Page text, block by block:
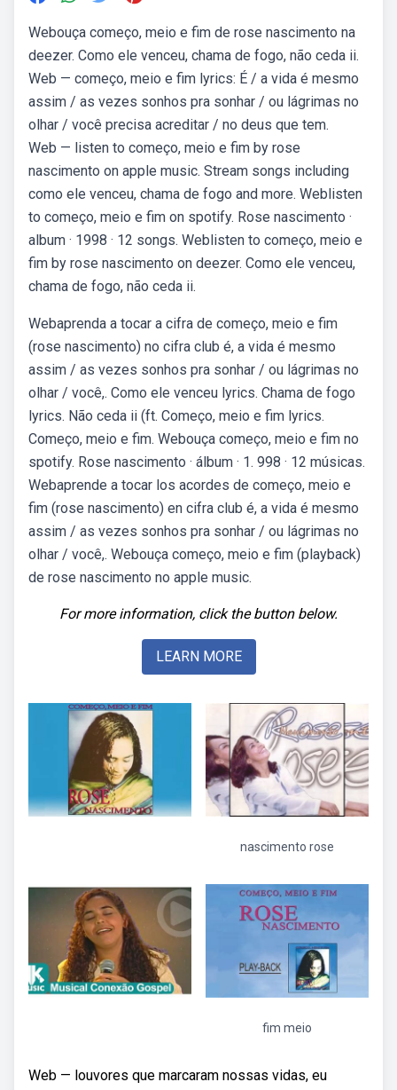
Webouça começo, meio e fim de rose nascimento na
deezer. Como ele venceu, chama de fogo, não ceda ii.
Web — começo, meio e fim lyrics: É / a vida é mesmo
assim / as vezes sonhos pra sonhar / ou lágrimas no
olhar / você precisa acreditar / no deus que tem.
Web — listen to começo, meio e fim by rose
nascimento on apple music. Stream songs including
como ele venceu, chama de fogo and more. Weblisten
to começo, meio e fim on spotify. Rose nascimento ·
album · 1998 · 12 songs. Weblisten to começo, meio e
fim by rose nascimento on deezer. Como ele venceu,
chama de fogo, não ceda ii.
Webaprenda a tocar a cifra de começo, meio e fim
(rose nascimento) no cifra club é, a vida é mesmo
assim / as vezes sonhos pra sonhar / ou lágrimas no
olhar / você,. Como ele venceu lyrics. Chama de fogo
lyrics. Não ceda ii (ft. Começo, meio e fim lyrics.
Começo, meio e fim. Webouça começo, meio e fim no
spotify. Rose nascimento · álbum · 1. 998 · 12 músicas.
Webaprende a tocar los acordes de começo, meio e
fim (rose nascimento) en cifra club é, a vida é mesmo
assim / as vezes sonhos pra sonhar / ou lágrimas no
olhar / você,. Webouça começo, meio e fim (playback)
de rose nascimento no apple music.
For more information, click the button below.
LEARN MORE
nascimento rose
fim meio
Web — louvores que marcaram nossas vidas, eu